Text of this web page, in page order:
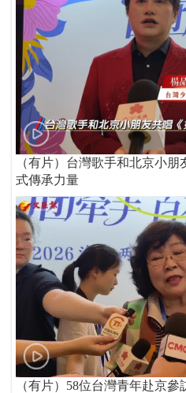
（有片）台灣歌手和北京小
式傳承力量
（有片）58位台灣青年赴京